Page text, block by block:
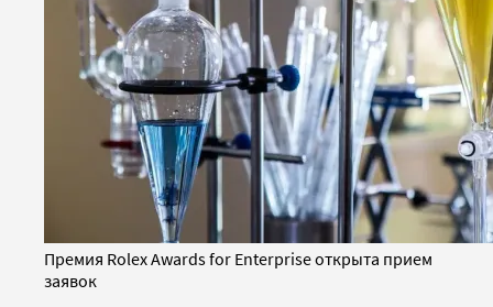
Премия Rolex Awards for Enterprise открыта прием
заявок